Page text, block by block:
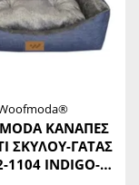
ΚΑΝΑΠΕΣ
ΣΚΥΛΟΥ-ΓΑΤΑΣ
1104 INDIGO-